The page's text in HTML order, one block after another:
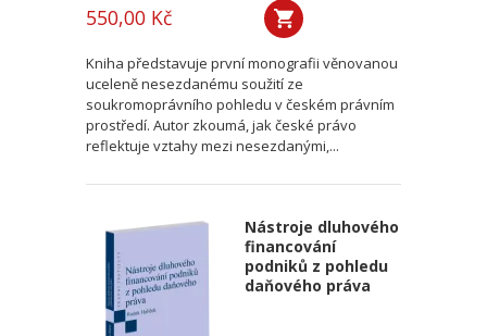
550,00 Kč
Kniha představuje první monografii věnovanou
uceleně nesezdanému soužití ze
soukromoprávního pohledu v českém právním
prostředí. Autor zkoumá, jak české právo
reflektuje vztahy mezi nesezdanými,...
Nástroje dluhového
financování
podniků z pohledu
daňového práva